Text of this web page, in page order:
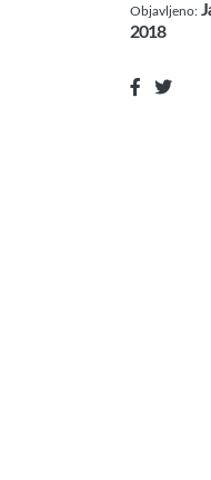
Objavljeno:
2018